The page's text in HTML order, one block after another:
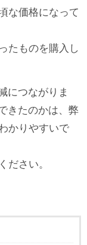
な価格になって
たものを購入し
につながりま
きたのかは、弊
かりやすいで
ださい。